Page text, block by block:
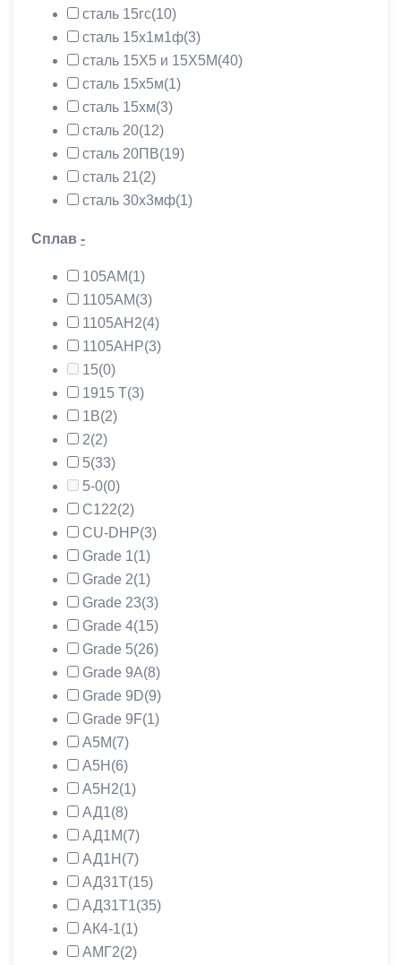
сталь 15гс(10)
сталь 15х1м1ф(3)
сталь 15Х5 и 15Х5М(40)
сталь 15х5м(1)
сталь 15хм(3)
сталь 20(12)
сталь 20ПВ(19)
сталь 21(2)
сталь 30х3мф(1)
Сплав -
105АМ(1)
1105АМ(3)
1105АН2(4)
1105АНР(3)
15(0)
1915 Т(3)
1В(2)
2(2)
5(33)
5-0(0)
C122(2)
CU-DHP(3)
Grade 1(1)
Grade 2(1)
Grade 23(3)
Grade 4(15)
Grade 5(26)
Grade 9A(8)
Grade 9D(9)
Grade 9F(1)
А5М(7)
А5Н (6)
А5Н2(1)
АД1(8)
АД1М(7)
АД1Н (7)
АД31Т(15)
АД31Т1(35)
АК4-1(1)
АМГ2(2)